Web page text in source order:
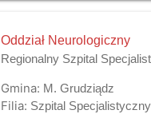
Oddział Neurologiczny
Regionalny Szpital
Gmina: M. Grudziądz
Filia: Szpital Specjalistyczny